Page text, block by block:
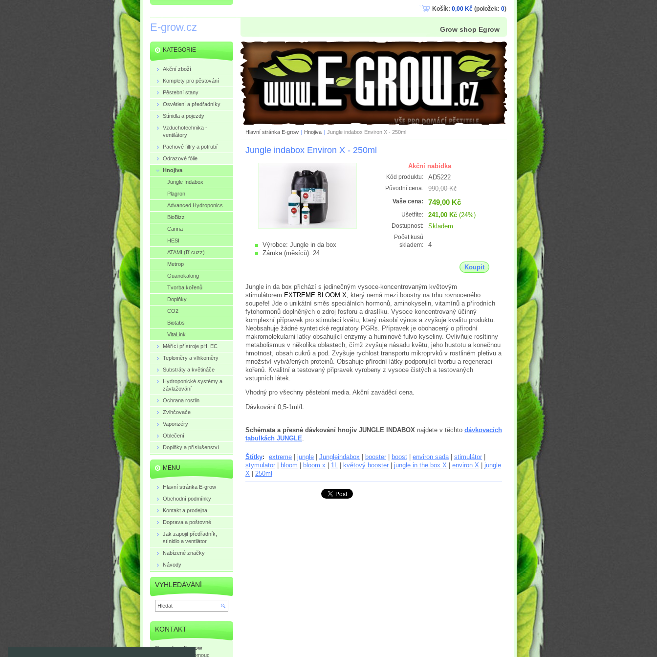
E-grow.cz Grow shop Egrow
Hlavní stránka E-grow | Hnojiva | Jungle indabox Environ X - 250ml
Jungle indabox Environ X - 250ml
Výrobce: Jungle in da box
Záruka (měsíců): 24
Akční nabídka
Kód produktu: AD5222
Původní cena: 990,00 Kč
Vaše cena: 749,00 Kč
Ušetříte: 241,00 Kč (24%)
Dostupnost: Skladem
Počet kusů
skladem:
4
Koupit
Jungle in da box přichází s jedinečným vysoce-koncentrovaným květovým
stimulátorem EXTREME BLOOM X,
který nemá mezi boostry na trhu rovnoceného
soupeře! Jde o unikátní směs speciálních hormonů, aminokyselin, vitamínů a přírodních
fytohormonů doplněných o zdroj fosforu a draslíku. Vysoce koncentrovaný účinný
komplexní přípravek pro stimulaci květu, který násobí výnos a zvyšuje kvalitu produktu.
Neobsahuje žádné syntetické regulatory PGRs. Přípravek je obohacený o přírodní
makromolekularni latky obsahující enzymy a huminové fulvo kyseliny. Ovlivňuje rosltinny
metabolismus v několika oblastech, čímž zvyšuje násadu květu, jeho hustotu a konečnou
hmotnost, obsah cukrů a pod. Zvyšuje rychlost transportu mikroprvků v rostliném pletivu a
množství vytvářených proteinů. Obsahuje přírodní látky podporující tvorbu a regeneraci
kořenů. Kvalitní a testovaný připravek vyrobeny z vysoce čistých a testovaných
vstupních látek.
Vhodný pro všechny pěstební media. Akční zaváděcí cena.
Dávkování 0,5-1ml/L
Schémata a přesné dávkování hnojiv JUNGLE INDABOX najdete v těchto dávkovacích
tabulkách JUNGLE.
Štítky: extreme jungle Jungleindabox booster boost environ sada stimulátor
stymulator
bloom bloom x 1L květový booster jungle in the box X environ X
jungle
X
250ml
KATEGORIE
Akční zboží
Komplety pro pěstování
Pěstební stany
Osvětlení a předřadníky
Stínidla a pojezdy
Vzduchotechnika -
ventilátory
Pachové filtry a potrubí
Odrazové fólie
Hnojiva
Jungle Indabox
Plagron
Advanced Hydroponics
BioBizz
Canna
HESI
ATAMI (B´cuzz)
Metrop
Guanokalong
Tvorba kořenů
Doplňky
CO2
Biotabs
VitaLink
Měřící přístroje pH, EC
Teploměry a vlhkoměry
Substráty a květináče
Hydroponické systémy a
závlažování
Ochrana rostlin
Zvlhčovače
Vaporizéry
Oblečení
Doplňky a příslušenství
MENU
Hlavní stránka E-grow
Obchodní podmínky
Kontakt a prodejna
Doprava a poštovné
Jak zapojit předřadník,
stínidlo a ventilátor
Nabízené značky
Návody
VYHLEDÁVÁNÍ
KONTAKT
Growshop E-grow
Mlčochova 3, Olomouc
Košík: 0,00 Kč (položek: 0)